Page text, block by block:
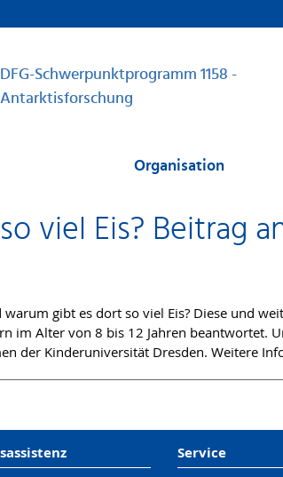
DFG-Schwerpunktprogramm 1158 -
Antarktisforschung
Organisation
viel Eis? Beitrag
gibt es dort so viel Eis? Diese und
im Alter von 8 bis 12 Jahren beantwortet.
der Kinderuniversität Dresden. Weitere
Service